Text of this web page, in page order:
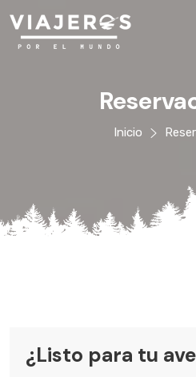
Inicio
¿Listo para tu